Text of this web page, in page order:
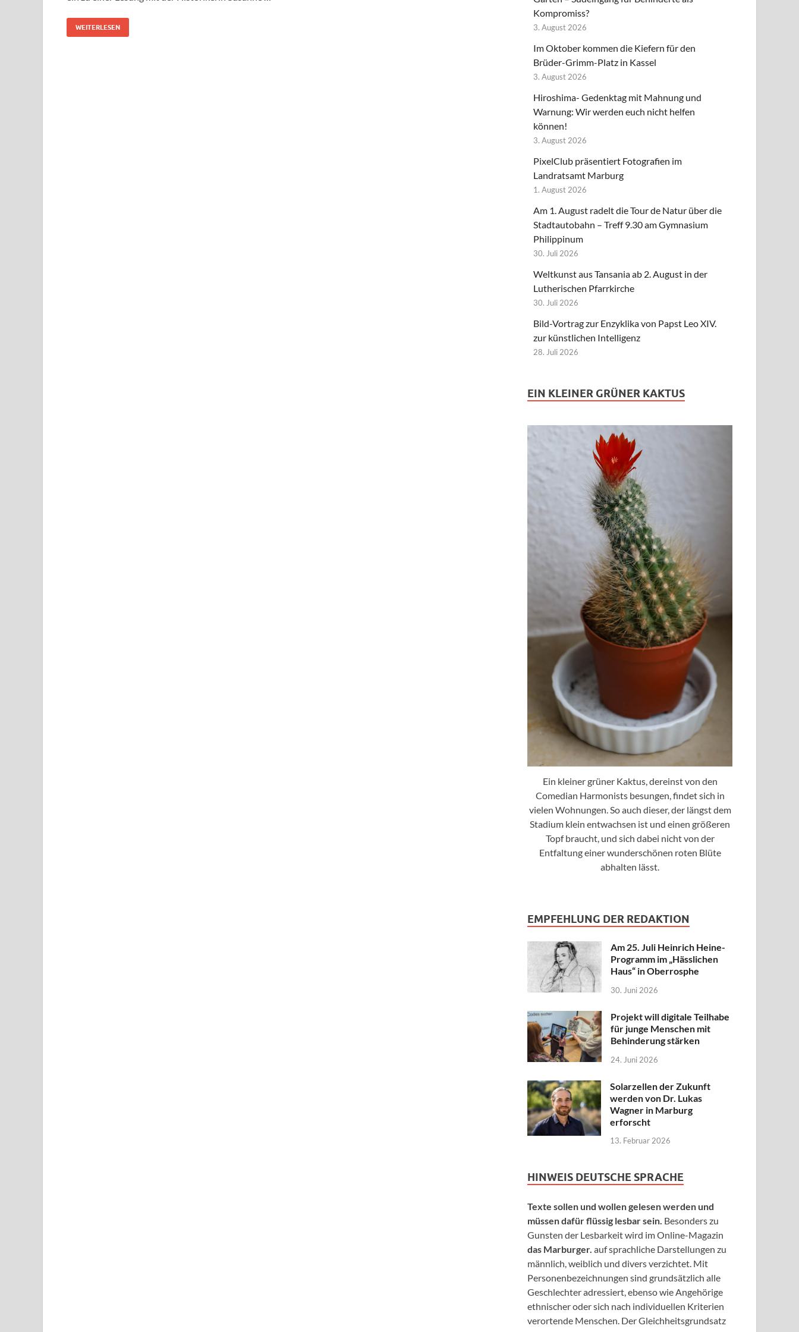
WEITERLESEN
Kompromiss?
3. August 2026
Im Oktober kommen die Kiefern für den
Brüder-Grimm-Platz in Kassel
3. August 2026
Hiroshima- Gedenktag mit Mahnung und
Warnung: Wir werden euch nicht helfen
können!
3. August 2026
PixelClub präsentiert Fotografien im
Landratsamt Marburg
1. August 2026
Am 1. August radelt die Tour de Natur über die
Stadtautobahn – Treff 9.30 am Gymnasium
Philippinum
30. Juli 2026
Weltkunst aus Tansania ab 2. August in der
Lutherischen Pfarrkirche
30. Juli 2026
Bild-Vortrag zur Enzyklika von Papst Leo XIV.
zur künstlichen Intelligenz
28. Juli 2026
EIN KLEINER GRÜNER KAKTUS
Ein kleiner grüner Kaktus, dereinst von den
Comedian Harmonists besungen, findet sich in
vielen Wohnungen. So auch dieser, der längst dem
Stadium klein entwachsen ist und einen größeren
Topf braucht, und sich dabei nicht von der
Entfaltung einer wunderschönen roten Blüte
abhalten lässt.
EMPFEHLUNG DER REDAKTION
Am 25. Juli Heinrich Heine-
Programm im „Hässlichen
Haus“ in Oberrosphe
30. Juni 2026
Projekt will digitale Teilhabe
für junge Menschen mit
Behinderung stärken
24. Juni 2026
Solarzellen der Zukunft
werden von Dr. Lukas
Wagner in Marburg
erforscht
13. Februar 2026
HINWEIS DEUTSCHE SPRACHE
Texte sollen und wollen gelesen werden und
müssen dafür flüssig lesbar sein. Besonders zu
Gunsten der Lesbarkeit wird im Online-Magazin
das Marburger. auf sprachliche Darstellungen zu
männlich, weiblich und divers verzichtet. Mit
Personenbezeichnungen sind grundsätzlich alle
Geschlechter adressiert, ebenso wie Angehörige
ethnischer oder sich nach individuellen Kriterien
verortende Menschen. Der Gleichheitsgrundsatz